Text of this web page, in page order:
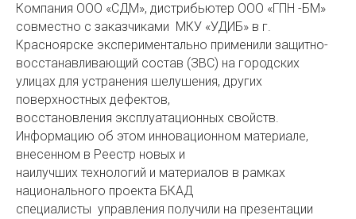
Компания ООО «СДМ», дистрибьютер ООО «ГПН -БМ»
совместно с заказчиками МКУ «УДИБ» в г.
Красноярске экспериментально применили защитно-
восстанавливающий состав (ЗВС) на городских
улицах для устранения шелушения, других
поверхностных дефектов,
восстановления эксплуатационных свойств.
Информацию об этом инновационном материале,
внесенном в Реестр новых и
наилучших технологий и материалов в рамках
национального проекта БКАД
специалисты управления получили на презентации